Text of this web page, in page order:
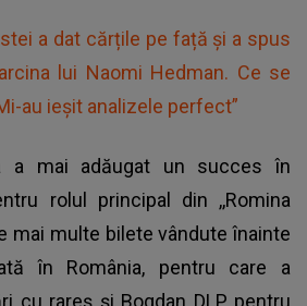
a dat cărțile pe față și a spus
lui Naomi Hedman. Ce se
au ieșit analizele perfect”
a mai adăugat un succes în
rolul principal din ,,Romina
mai multe bilete vândute înainte
în România, pentru care a
cu rareș și Bogdan DLP, pentru